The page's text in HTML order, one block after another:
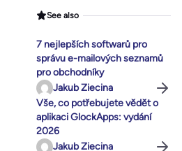
See also
7 nejlepších softwarů pro
správu e-mailových seznamů
pro obchodníky
Jakub Ziecina
Vše, co potřebujete vědět o
aplikaci GlockApps: vydání
2026
Jakub Ziecina